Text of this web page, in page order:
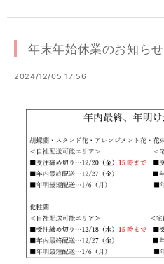
年末年始休業のお知らせ
2024/12/05 17:56